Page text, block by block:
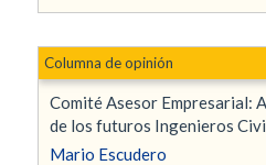
Comité Asesor Empresarial:
de los futuros Ingenieros
Mario Escudero
Columna de opinión